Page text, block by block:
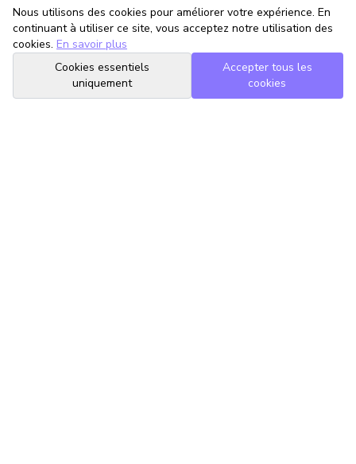
Nous utilisons des cookies pour améliorer votre expérience. En
continuant à utiliser ce site, vous acceptez notre utilisation des
cookies. En savoir plus
Cookies essentiels
uniquement
Accepter tous les
cookies